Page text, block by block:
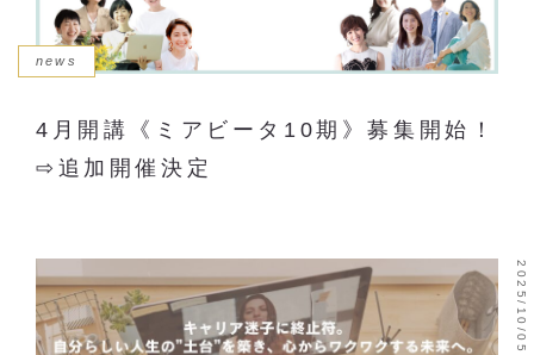
news
4月開講《ミアビータ10期》募集開始！
⇨追加開催決定
2025/10/05